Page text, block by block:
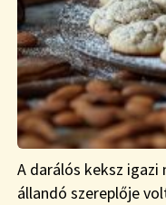
A darálós keksz
állandó szereplője